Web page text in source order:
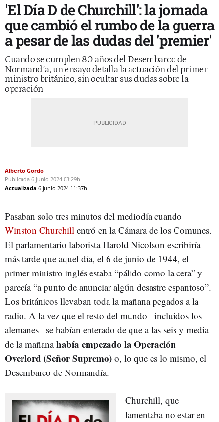
'El Día D de Churchill': la jornada
que cambió el rumbo de la guerra
a pesar de las dudas del 'premier'
Cuando se cumplen 80 años del Desembarco de
Normandía, un ensayo detalla la actuación del primer
ministro británico, sin ocultar sus dudas sobre la
operación.
Alberto Gordo
Publicada 6 junio 2024 03:29h
Actualizada 6 junio 2024 11:37h
Pasaban solo tres minutos del mediodía cuando
Winston Churchill entró en la Cámara de los Comunes.
El parlamentario laborista Harold Nicolson escribiría
más tarde que aquel día, el 6 de junio de 1944, el
primer ministro inglés estaba “pálido como la cera” y
parecía “a punto de anunciar algún desastre espantoso”.
Los británicos llevaban toda la mañana pegados a la
radio. A la vez que el resto del mundo –incluidos los
alemanes– se habían enterado de que a las seis y media
de la mañanahabía empezado la Operación
Overlord (Señor Supremo) o, lo que es lo mismo, el
Desembarco de Normandía.
Churchill, que
lamentaba no estar en